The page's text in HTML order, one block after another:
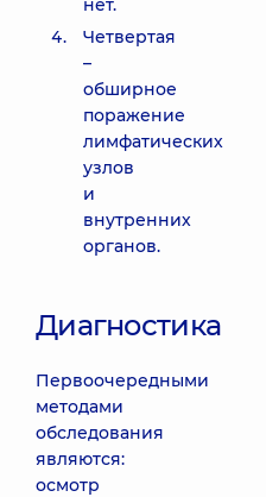
нет.
Четвертая
–
обширное
поражение
лимфатических
узлов
и
внутренних
органов.
Диагностика
Первоочередными
методами
обследования
являются:
осмотр